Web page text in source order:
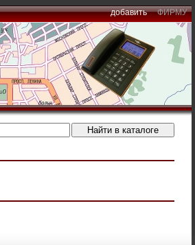
добавить ФИРМУ